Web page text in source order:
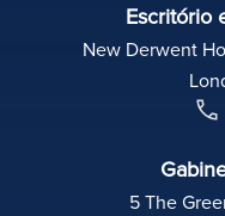
Escritório
New Derwent
5 The